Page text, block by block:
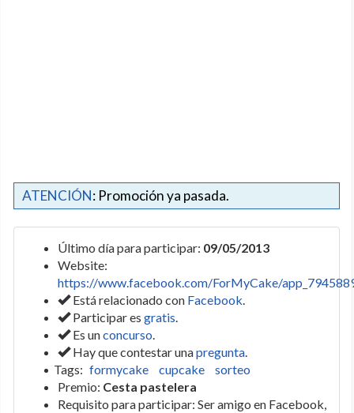
ATENCIÓN: Promoción ya pasada.
Último día para participar: 09/05/2013
Website:
https://www.facebook.com/ForMyCake/
Está relacionado con Facebook.
Participar es gratis.
Es unconcurso.
Hay que contestar unapregunta.
Tags: formycake cupcake
sorteo
Premio: Cesta pastelera
Requisito para participar: Ser amigo en Facebook,